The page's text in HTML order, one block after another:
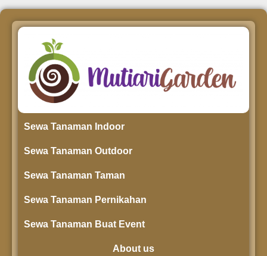
Sewa Tanaman Indoor
Sewa Tanaman Outdoor
Sewa Tanaman Taman
Sewa Tanaman Pernikahan
Sewa Tanaman Buat Event
About us